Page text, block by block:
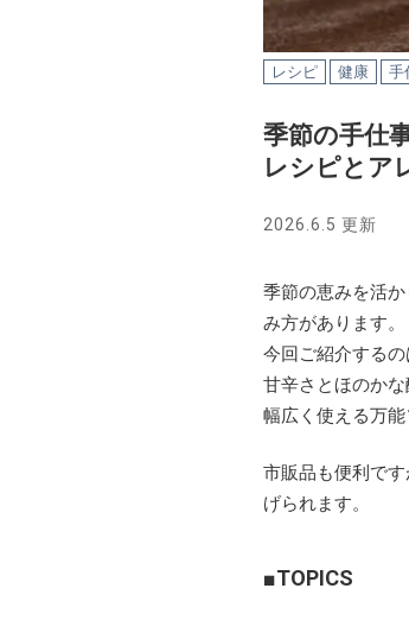
レシピ 健康 手
季節の手仕
レシピとア
2026.6.5 更新
季節の恵みを活
み方があります。
今回ご紹介する
甘辛さとほのか
幅広く使える万能
市販品も便利で
げられます。
■TOPICS